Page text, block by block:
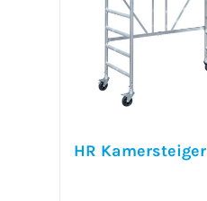
HR Kamersteiger